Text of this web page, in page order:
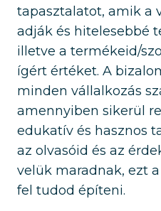
tapasztalatot, amik a
adják és hitelesebbé
illetve a termékeid/
ígért értéket. A
minden vállalkozás
amennyiben sikerül
edukatív és hasznos
az olvasóid és az
velük maradnak, ezt
fel tudod építeni.